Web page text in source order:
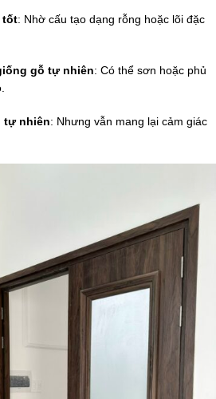
tốt: Nhờ cấu tạo dạng rỗng hoặc lõi đặc
gỗ tự nhiên: Có thể sơn hoặc phủ
tự nhiên: Nhưng vẫn mang lại cảm giác